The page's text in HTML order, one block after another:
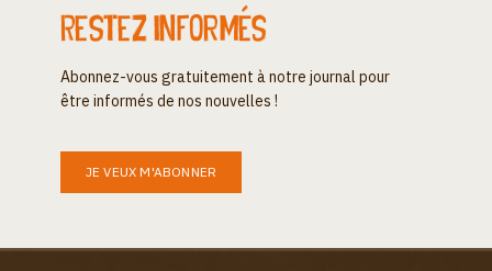
Restez informés
Abonnez-vous gratuitement à notre journal pour
être informés de nos nouvelles !
JE VEUX M'ABONNER